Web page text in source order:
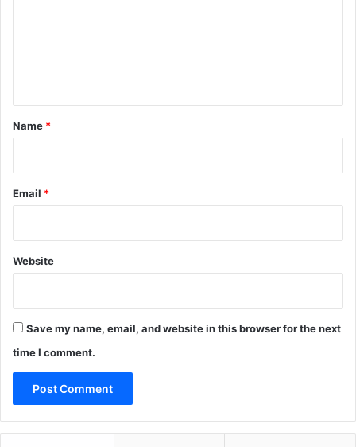
*
Name *
Email *
Website
Save my name, email, and website in this browser for the next
time I comment.